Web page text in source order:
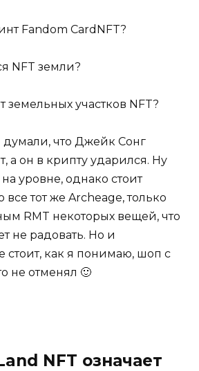
Fandom CardNFT?
NFT земли?
земельных участков NFT?
думали, что Джейк Сонг
а он в крипту ударился. Ну
уровне, однако стоит
все тот же Archeage, только
RMT некоторых вещей, что
не радовать. Но и
стоит, как я понимаю, шоп с
не отменял 🙂
NFT означает